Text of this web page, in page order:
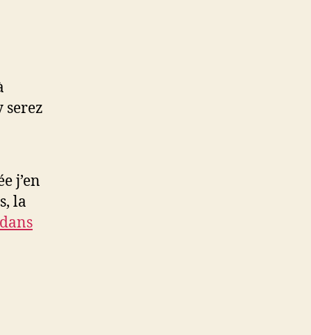
serez
j’en
la